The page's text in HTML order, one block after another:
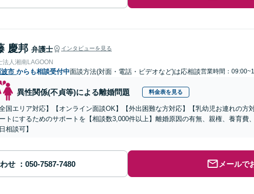
慶邦 弁護士 インタビューを見る
法人湘南LAGOON
市 からも相談受付中面談方法(対面・電話・ビデオなど)は応相談営業時間：
異性関係(不貞等)による離婚問題 料金表を見る
全国エリア対応】【オンライン面談OK】【外出困難な方対応】【乳幼児お連れの方
トにするためのサポートを【相談数3,000件以上】離婚原因の有無、親権、養育費
相談可】
せ メールで